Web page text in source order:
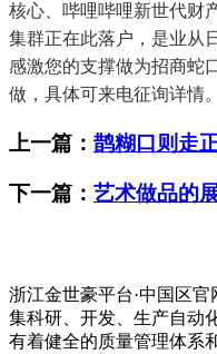
核心、哔哩哔哩新世代财
集群正在此落户，是业从
感激您的支撑做为招商蛇
做，具体可来电征询详情
上一篇： 鹊糊口则走
下一篇： 艺术做品的
浙江金世豪平台·中国区
集科研、开发、生产自动
有着健全的质量管理体系